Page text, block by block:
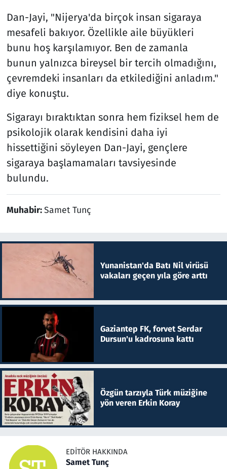
Dan-Jayi, "Nijerya'da birçok insan sigaraya
mesafeli bakıyor. Özellikle aile büyükleri
bunu hoş karşılamıyor. Ben de zamanla
bunun yalnızca bireysel bir tercih olmadığını,
çevremdeki insanları da etkilediğini anladım."
diye konuştu.
Sigarayı bıraktıktan sonra hem fiziksel hem de
psikolojik olarak kendisini daha iyi
hissettiğini söyleyen Dan-Jayi, gençlere
sigaraya başlamamaları tavsiyesinde
bulundu.
Muhabir:Samet Tunç
Yunanistan'da Batı Nil virüsü
vakaları geçen yıla göre arttı
Gaziantep FK, forvet Serdar
Dursun'u kadrosuna kattı
Özgün tarzıyla Türk müziğine
yön veren Erkin Koray
EDITÖR HAKKINDA
Samet Tunç